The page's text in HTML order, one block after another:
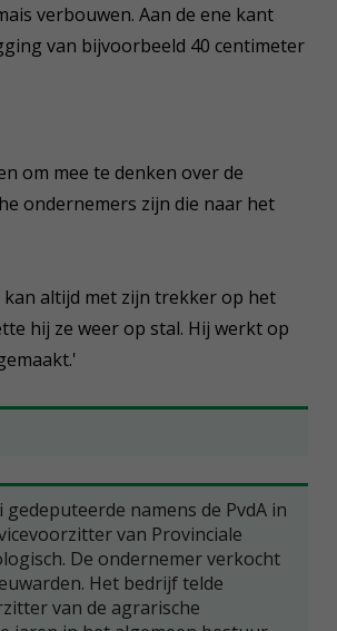
verbouwen. Aan de ene kant
van bijvoorbeeld 40 centimeter
om mee te denken over de
ondernemers zijn die naar het
altijd met zijn trekker op het
hij ze weer op stal. Hij werkt op
namens de PvdA in
van Provinciale
De ondernemer verkocht
Het bedrijf telde
van de agrarische